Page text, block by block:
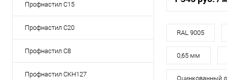
Профнастил С15
Профнастил С20
Профнастил С8
Профнастил СКН127
Цвет
Цвет
RAL 9005
0,65 мм
Оцинкованный